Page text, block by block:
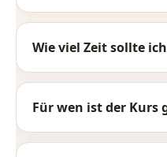
Wie viel Zeit sollte
Für wen ist der Kurs